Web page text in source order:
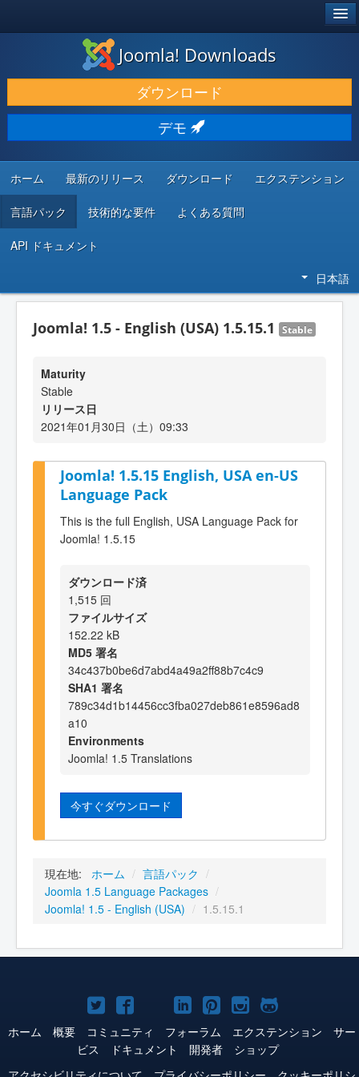
ダウンロードと機能拡張
発見と学び
コミュニティとサポート
開発者向けリソース
Joomla! Downloads
ダウンロード
デモ
ホーム 最新のリリース ダウンロード エクステンション
言語パック 技術的な要件 よくある質問
API ドキュメント
日本語
Joomla! 1.5 - English (USA) 1.5.15.1 Stable
Maturity
Stable
リリース日
2021年01月30日（土）09:33
Joomla! 1.5.15 English, USA en-US
Language Pack
This is the full English, USA Language Pack for
Joomla! 1.5.15
ダウンロード済
1,515 回
ファイルサイズ
152.22 kB
MD5 署名
34c437b0be6d7abd4a49a2ff88b7c4c9
SHA1 署名
789c34d1b14456cc3fba027deb861e8596ad8
a10
Environments
Joomla! 1.5 Translations
今すぐダウンロード
現在地: ホーム / 言語パック /
Joomla 1.5 Language Packages /
Joomla! 1.5 - English (USA) / 1.5.15.1
Joomla!
Twitter
Joomla!
Facebook
Joomla!
YouTube
Joomla!
LinkedIn
Joomla!
Pinterest
Joomla!
Instagram
Joomla!
GitHub
ホーム 概要 コミュニティ フォーラム エクステンション
サー
ビス
ドキュメント 開発者
ショップ